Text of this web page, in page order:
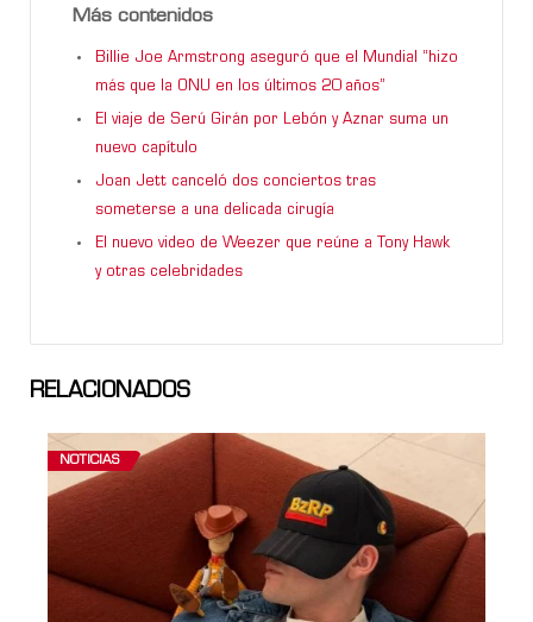
Más contenidos
Billie Joe Armstrong aseguró que el Mundial “hizo
más que la ONU en los últimos 20 años”
El viaje de Serú Girán por Lebón y Aznar suma un
nuevo capítulo
Joan Jett canceló dos conciertos tras
someterse a una delicada cirugía
El nuevo video de Weezer que reúne a Tony Hawk
y otras celebridades
RELACIONADOS
NOTICIAS